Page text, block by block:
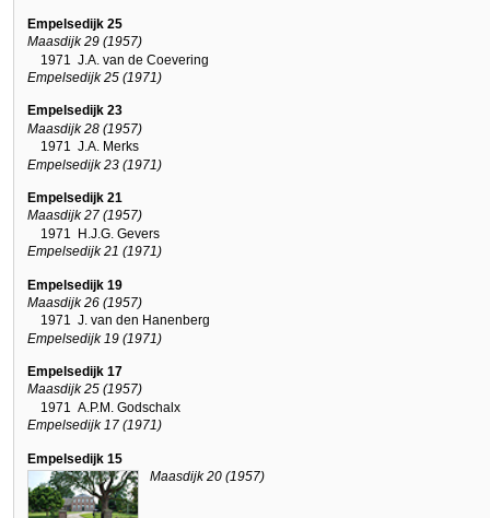
Empelsedijk 25
Maasdijk 29 (1957)
1971
J.A. van de Coevering
Empelsedijk 25 (1971)
Empelsedijk 23
Maasdijk 28 (1957)
1971 J.A. Merks
Empelsedijk 23 (1971)
Empelsedijk 21
Maasdijk 27 (1957)
1971
H.J.G. Gevers
Empelsedijk 21 (1971)
Empelsedijk 19
Maasdijk 26 (1957)
1971 J. van den Hanenberg
Empelsedijk 19 (1971)
Empelsedijk 17
Maasdijk 25 (1957)
1971 A.P.M. Godschalx
Empelsedijk 17 (1971)
Empelsedijk 15
Maasdijk 20 (1957)